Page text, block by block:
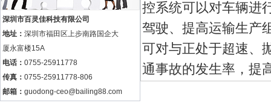
深圳市百灵佳科技有限公司
地址： 深圳市福田区上步南路国企大
厦永富楼15A
电话： 0755-25911778
传真： 0755-25911778-806
邮箱： guodong-ceo@bailing88.com
控系统可以对车辆进
驾驶、提高运输生产
可对与正处于超速、
通事故的发生率，提